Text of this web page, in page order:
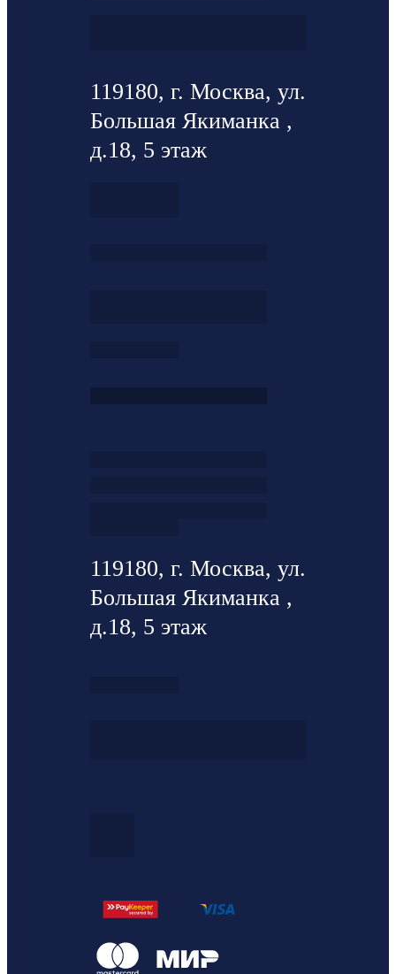
119180, г. Москва, ул.
Большая Якиманка ,
д.18, 5 этаж
119180, г. Москва, ул.
Большая Якиманка ,
д.18, 5 этаж